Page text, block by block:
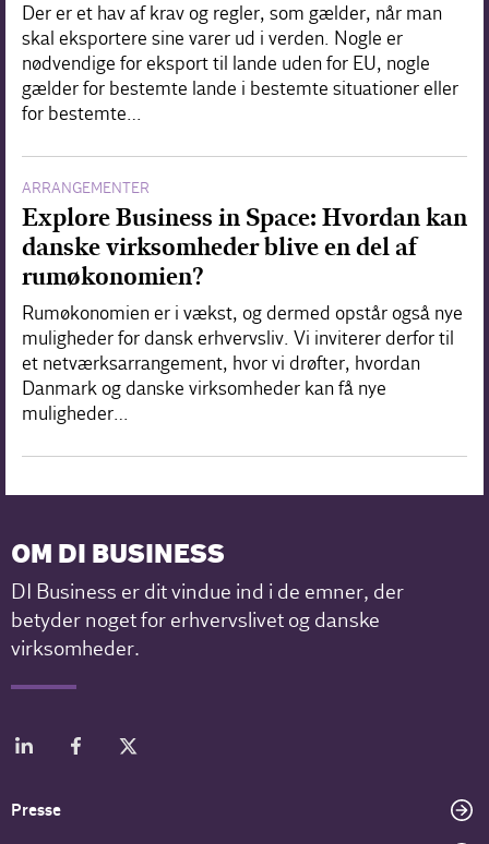
Der er et hav af krav og regler, som gælder, når man
skal eksportere sine varer ud i verden. Nogle er
nødvendige for eksport til lande uden for EU, nogle
gælder for bestemte lande i bestemte situationer eller
for bestemte…
ARRANGEMENTER
Explore Business in Space: Hvordan kan
danske virksomheder blive en del af
rumøkonomien?
Rumøkonomien er i vækst, og dermed opstår også nye
muligheder for dansk erhvervsliv. Vi inviterer derfor til
et netværksarrangement, hvor vi drøfter, hvordan
Danmark og danske virksomheder kan få nye
muligheder…
OM DI BUSINESS
DI Business er dit vindue ind i de emner, der
betyder noget for erhvervslivet og danske
virksomheder.
Presse